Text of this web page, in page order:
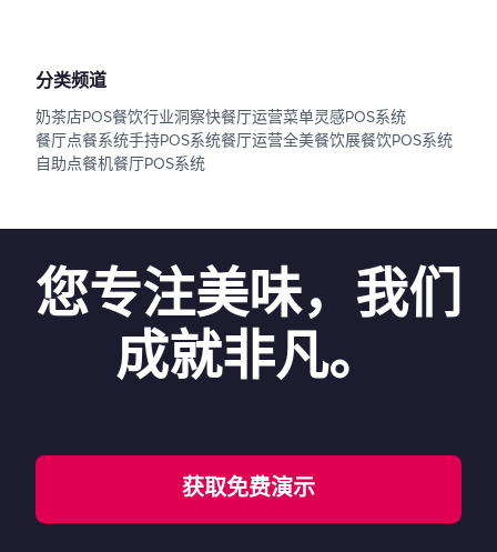
分类频道
奶茶店POS餐饮行业洞察快餐厅运营菜单灵感POS系统
餐厅点餐系统手持POS系统餐厅运营全美餐饮展餐饮POS系统
自助点餐机餐厅POS系统
您专注美味，我们
成就非凡。
获取免费演示